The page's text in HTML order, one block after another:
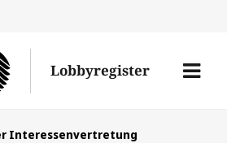
den
Lobbyregister
Menü
Interessenvertretung